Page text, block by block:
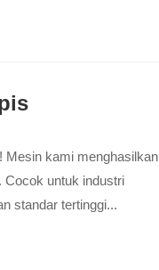
Mesin kami menghasilkan
Cocok untuk industri
standar tertinggi...